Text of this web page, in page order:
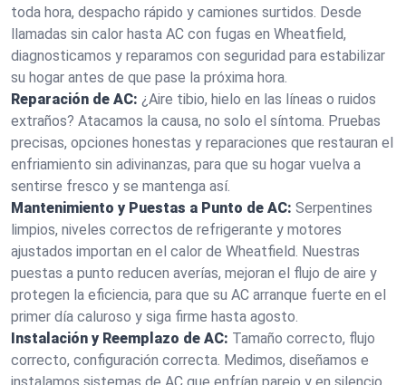
toda hora, despacho rápido y camiones surtidos. Desde
llamadas sin calor hasta AC con fugas en Wheatfield,
diagnosticamos y reparamos con seguridad para estabilizar
su hogar antes de que pase la próxima hora.
Reparación de AC: ¿Aire tibio, hielo en las líneas o ruidos
extraños? Atacamos la causa, no solo el síntoma. Pruebas
precisas, opciones honestas y reparaciones que restauran el
enfriamiento sin adivinanzas, para que su hogar vuelva a
sentirse fresco y se mantenga así.
Mantenimiento y Puestas a Punto de AC: Serpentines
limpios, niveles correctos de refrigerante y motores
ajustados importan en el calor de Wheatfield. Nuestras
puestas a punto reducen averías, mejoran el flujo de aire y
protegen la eficiencia, para que su AC arranque fuerte en el
primer día caluroso y siga firme hasta agosto.
Instalación y Reemplazo de AC: Tamaño correcto, flujo
correcto, configuración correcta. Medimos, diseñamos e